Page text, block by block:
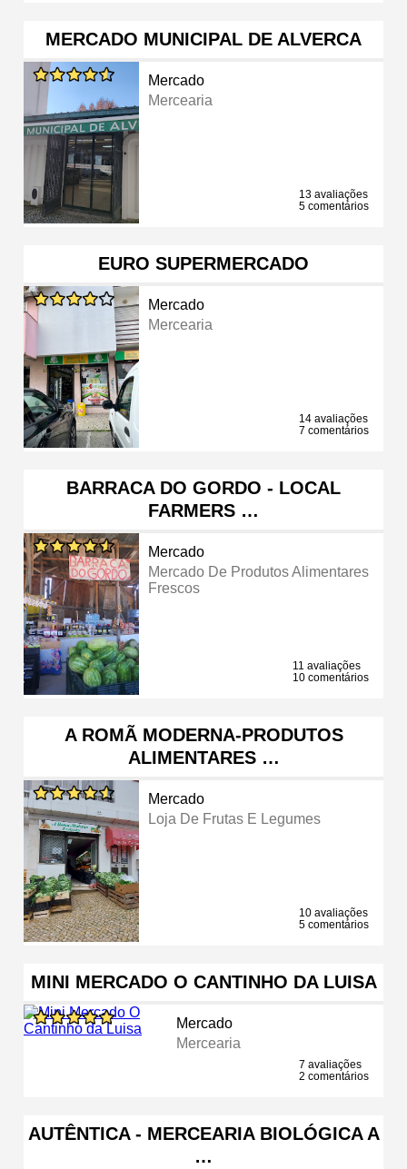
MERCADO MUNICIPAL DE ALVERCA
Mercado
Mercearia
13 avaliações
5 comentários
EURO SUPERMERCADO
Mercado
Mercearia
14 avaliações
7 comentários
BARRACA DO GORDO - LOCAL
FARMERS …
Mercado
Mercado De Produtos Alimentares
Frescos
11 avaliações
10 comentários
A ROMÃ MODERNA-PRODUTOS
ALIMENTARES …
Mercado
Loja De Frutas E Legumes
10 avaliações
5 comentários
MINI MERCADO O CANTINHO DA LUISA
Mercado
Mercearia
7 avaliações
2 comentários
AUTÊNTICA - MERCEARIA BIOLÓGICA A
…